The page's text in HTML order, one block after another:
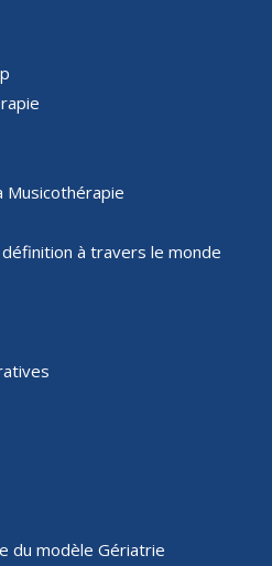
Musicothérapie
à travers le monde
du modèle Gériatrie